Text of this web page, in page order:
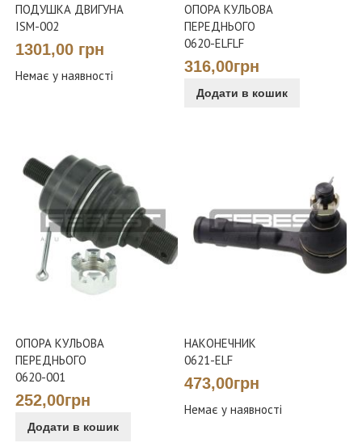
ПОДУШКА ДВИГУНА
ISM-002
1301,00 грн
Немає у наявності
ОПОРА КУЛЬОВА
ПЕРЕДНЬОГО
0620-ELFLF
316,00грн
Додати в кошик
ОПОРА КУЛЬОВА
ПЕРЕДНЬОГО
0620-001
252,00грн
Додати в кошик
НАКОНЕЧНИК
0621-ELF
473,00грн
Немає у наявності